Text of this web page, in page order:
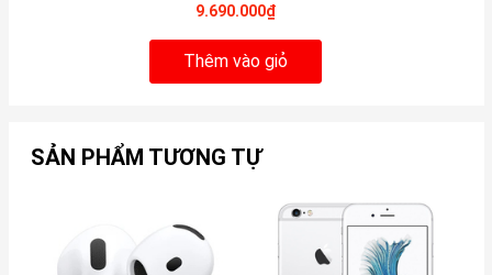
9.690.000₫
Thêm vào giỏ
SẢN PHẨM TƯƠNG TỰ